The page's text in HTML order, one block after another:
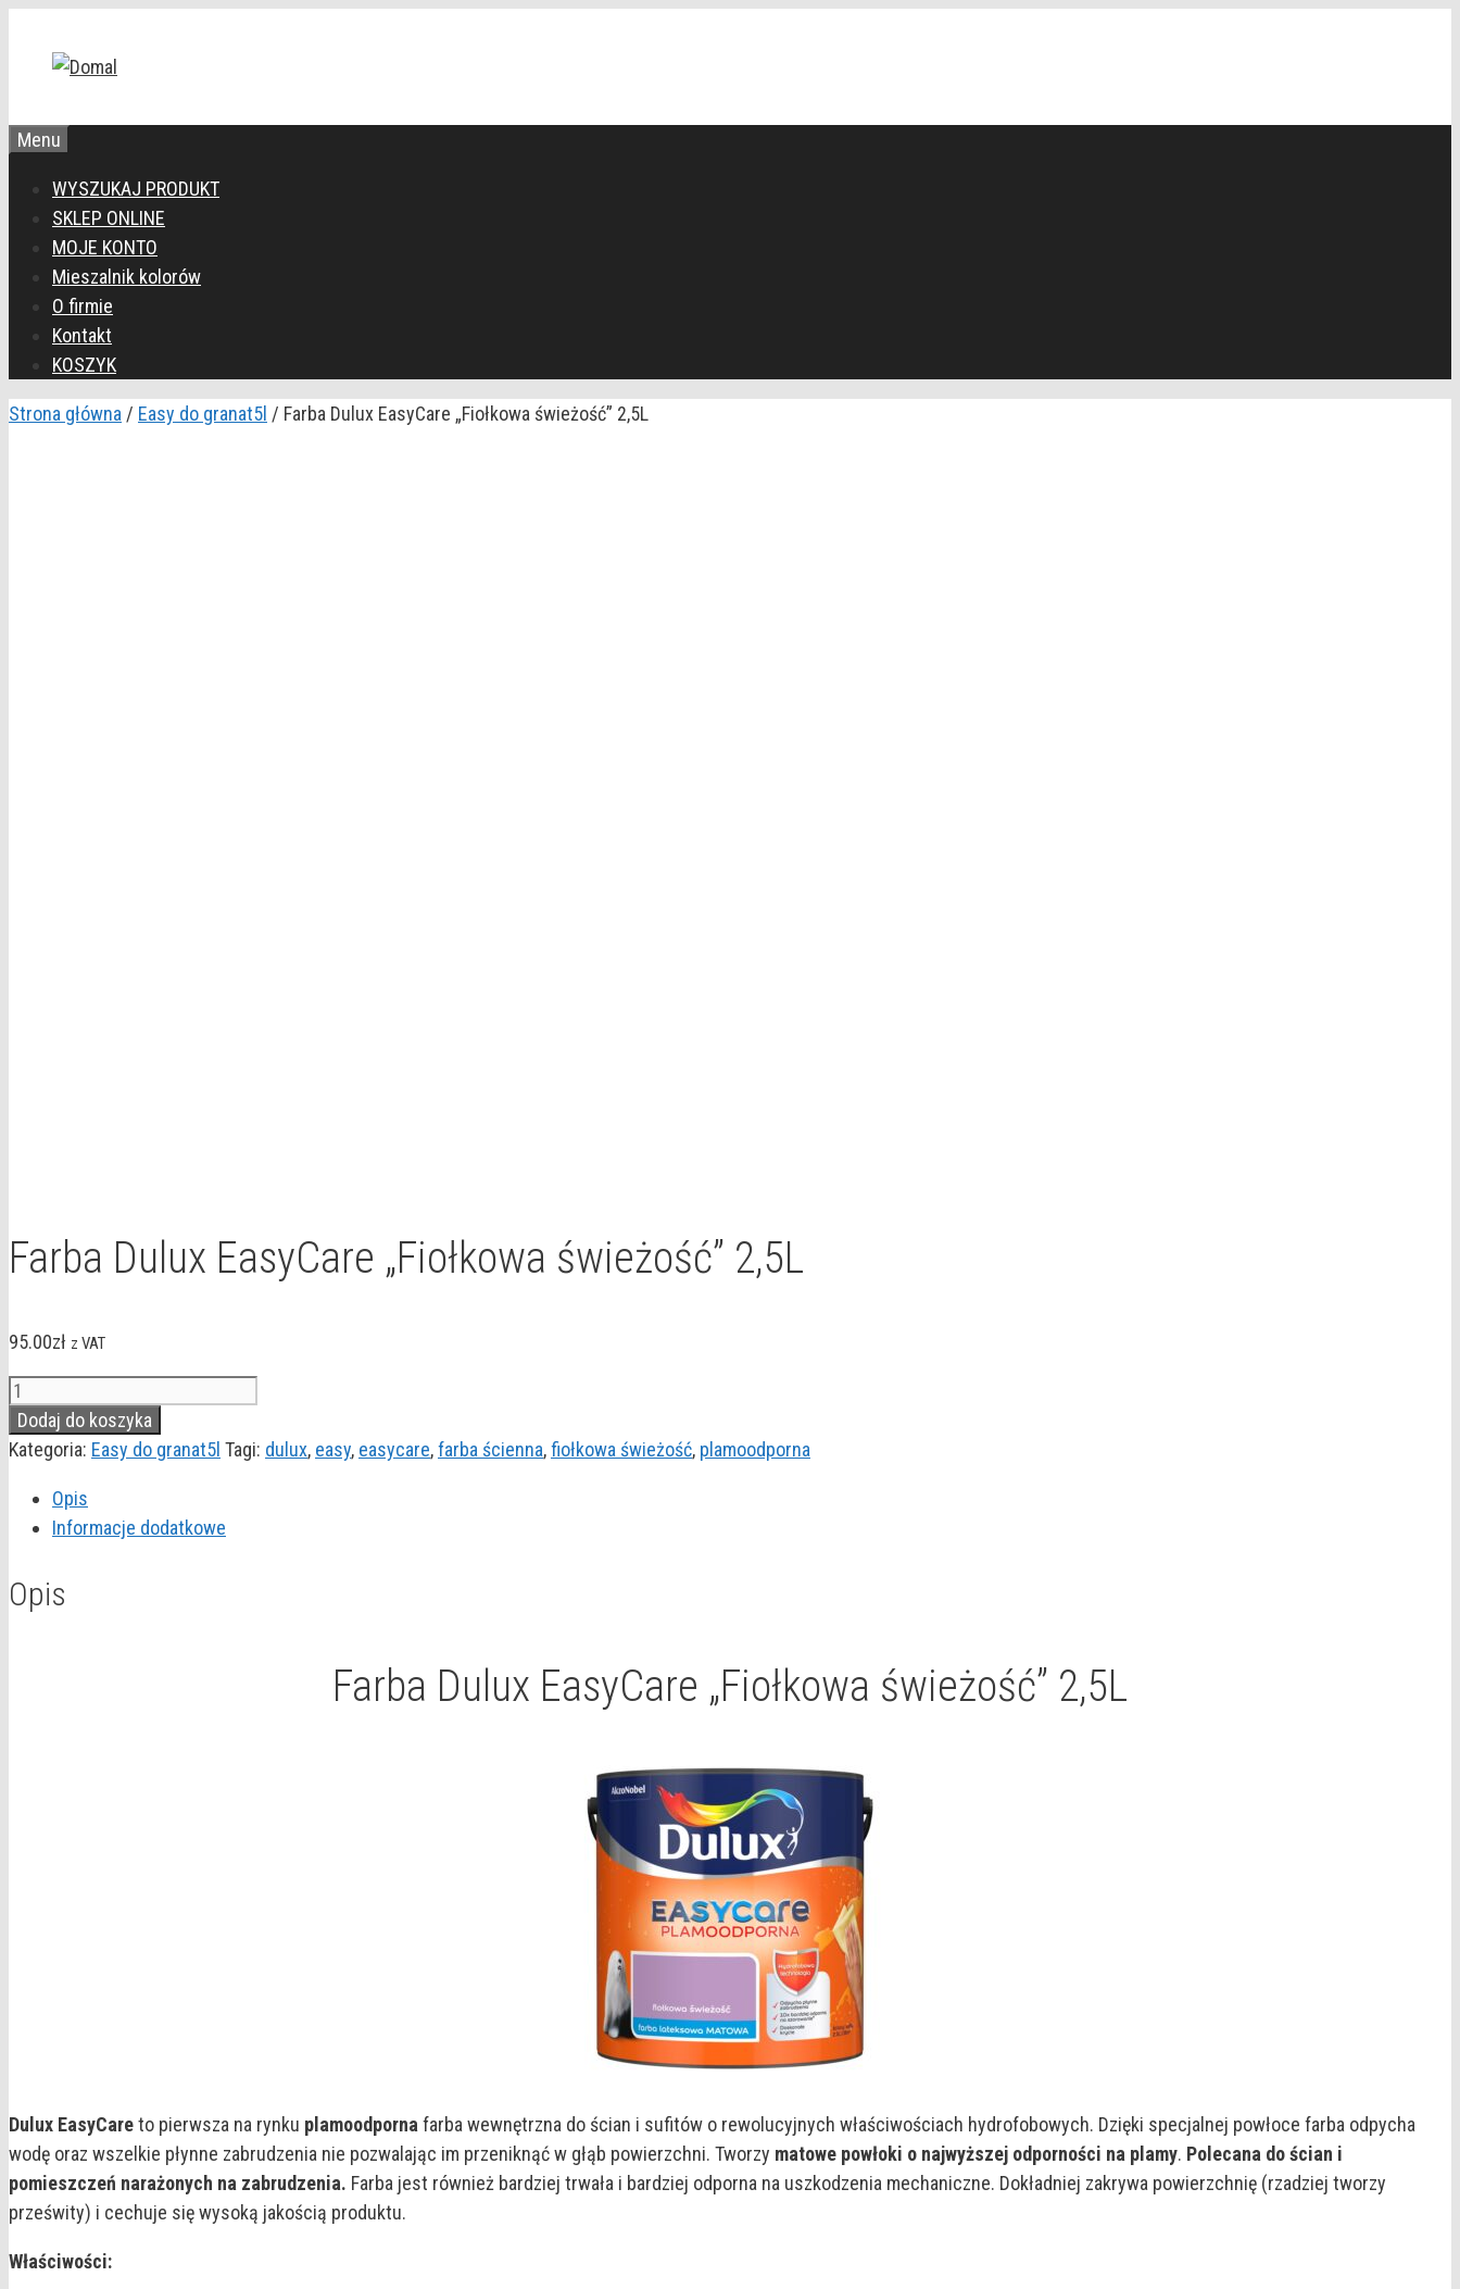
Menu
WYSZUKAJ PRODUKT
SKLEP ONLINE
MOJE KONTO
Mieszalnik kolorów
O firmie
Kontakt
KOSZYK
Strona główna / Easy do granat5l / Farba Dulux EasyCare „Fiołkowa świeżość” 2,5L
Farba Dulux EasyCare „Fiołkowa świeżość” 2,5L
95.00zł z VAT
ilość
Farba
Dulux
"Fiołkowa
świeżość"
Dodaj do koszyka
Kategoria: Easy do granat5l Tagi: dulux, easy, easycare,farba ścienna,fiołkowa świeżość, plamoodporna
Opis
Informacje dodatkowe
Opis
Farba Dulux EasyCare „Fiołkowa świeżość” 2,5L
Dulux EasyCareto pierwsza na rynku plamoodporna farba wewnętrzna do ścian i sufitów o rewolucyjnych właściwościach hydrofobowych. Dzięki specjalnej powłoce farba odpycha
wodę oraz wszelkie płynne zabrudzenia nie pozwalając im przeniknąć w głąb powierzchni. Tworzy matowe powłoki o najwyższej odporności na plamy. Polecana do ścian i
pomieszczeń narażonych na zabrudzenia. Farba jest również bardziej trwała i bardziej odporna na uszkodzenia mechaniczne. Dokładniej zakrywa powierzchnię (rzadziej tworzy
prześwity) i cechuje się wysoką jakością produktu.
Właściwości: